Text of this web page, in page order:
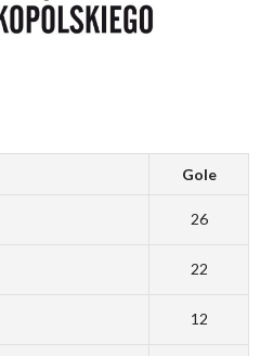
Gole
26
22
12